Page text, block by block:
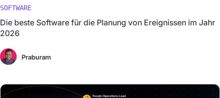
SOFTWARE
Die beste Software für die Planung von Ereignissen im Jahr
2026
Praburam